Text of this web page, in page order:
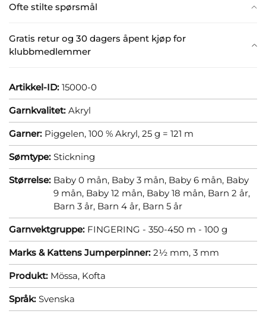
Ofte stilte spørsmål
Gratis retur og 30 dagers åpent kjøp for
klubbmedlemmer
Artikkel-ID: 15000-0
Garnkvalitet: Akryl
Garner: Piggelen, 100 % Akryl, 25 g = 121 m
Sømtype: Stickning
Størrelse: Baby 0 mån, Baby 3 mån, Baby 6 mån, Baby
9 mån, Baby 12 mån, Baby 18 mån, Barn 2 år,
Barn 3 år, Barn 4 år, Barn 5 år
Garnvektgruppe: FINGERING - 350-450 m - 100 g
Marks & Kattens Jumperpinner: 2½ mm, 3 mm
Produkt: Mössa, Kofta
Språk: Svenska